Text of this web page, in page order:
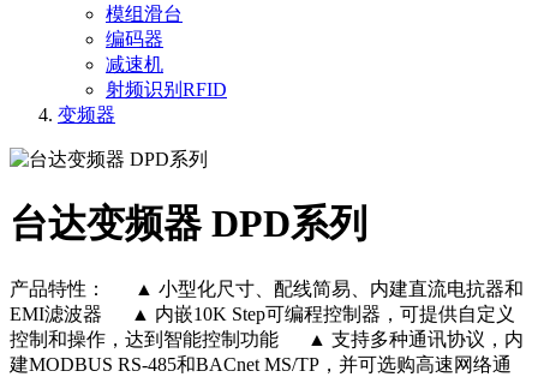
模组滑台
编码器
减速机
射频识别RFID
变频器
台达变频器 DPD系列
产品特性： ▲ 小型化尺寸、配线简易、内建直流电抗器和
EMI滤波器 ▲ 内嵌10K Step可编程控制器，可提供自定义
控制和操作，达到智能控制功能 ▲ 支持多种通讯协议，内
建MODBUS RS-485和BACnet MS/TP，并可选购高速网络通